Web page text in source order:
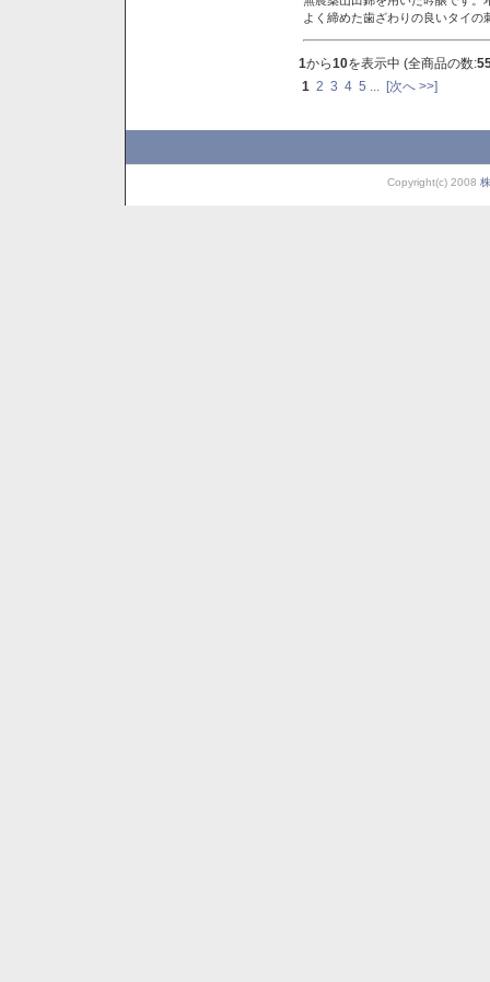
よく締めた歯ざわりの良いタイ
1から10を表示中 (全商品の数:
1 2 3 4 5 [次へ >>]
Copyright(c) 2008